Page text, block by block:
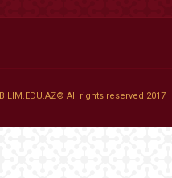
BILIM.EDU.AZ© All rights reserved 2017